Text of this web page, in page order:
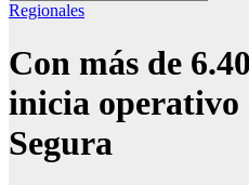
Regionales
Con más de
inicia operativo
Segura